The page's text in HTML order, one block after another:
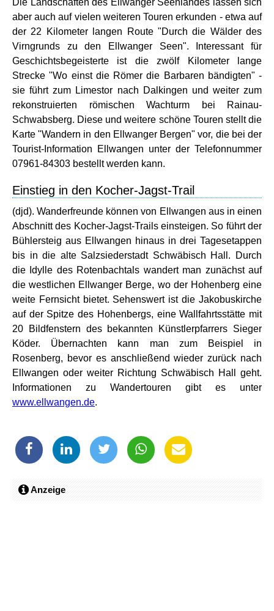
aber auch auf vielen weiteren Touren erkunden - etwa auf
der 22 Kilometer langen Route "Durch die Wälder des
Virngrunds zu den Ellwanger Seen". Interessant für
Geschichtsbegeisterte ist die zwölf Kilometer lange
Strecke "Wo einst die Römer die Barbaren bändigten" -
sie führt zum Limestor nach Dalkingen und weiter zum
rekonstruierten römischen Wachturm bei Rainau-
Schwabsberg. Diese und weitere schöne Touren stellt die
Karte "Wandern in den Ellwanger Bergen" vor, die bei der
Tourist-Information Ellwangen unter der Telefonnummer
07961-84303 bestellt werden kann.
Einstieg in den Kocher-Jagst-Trail
(djd). Wanderfreunde können von Ellwangen aus in einen
Abschnitt des Kocher-Jagst-Trails einsteigen. So führt der
Bühlersteig aus Ellwangen hinaus in drei Tagesetappen
bis in die alte Salzsiederstadt Schwäbisch Hall. Durch
die Idylle des Rotenbachtals wandert man zunächst auf
die westlichen Ellwanger Berge, wo der Hohenberg eine
weite Fernsicht bietet. Sehenswert ist die Jakobuskirche
auf der Spitze des Hohenbergs, eine Wallfahrtsstätte mit
20 Bildfenstern des bekannten Künstlerpfarrers Sieger
Köder. Übernachten kann man zum Beispiel in
Rosenberg, bevor es anschließend wieder zurück nach
Ellwangen oder weiter Richtung Schwäbisch Hall geht.
Informationen zu Wandertouren gibt es unter
www.ellwangen.de.
Anzeige